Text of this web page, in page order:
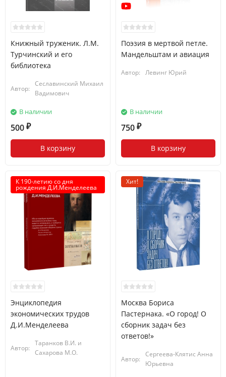
Книжный труженик. Л.М.
Турчинский и его
библиотека
Автор:
Сеславинский Михаил
Вадимович
В наличии
500 ₽
В корзину
Поэзия в мертвой петле.
Мандельштам и авиация
Автор: Левинг Юрий
В наличии
750 ₽
В корзину
К 190-летию со дня
рождения Д.И.Менделеева
Энциклопедия
экономических трудов
Д.И.Менделеева
Автор:
Таранков В.И. и
Сахарова М.О.
Хит!
Москва Бориса
Пастернака. «О город! О
сборник задач без
ответов!»
Автор:
Сергеева-Клятис Анна
Юрьевна